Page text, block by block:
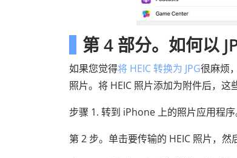
第 4 部分。如何以
如果您觉得将 HEIC 转换为 JPG很麻烦
照片。将 HEIC 照片添加为附件后，这
步骤 1. 转到 iPhone 上的照片应用程序
第 2 步。单击要传输的 HEIC 照片，然